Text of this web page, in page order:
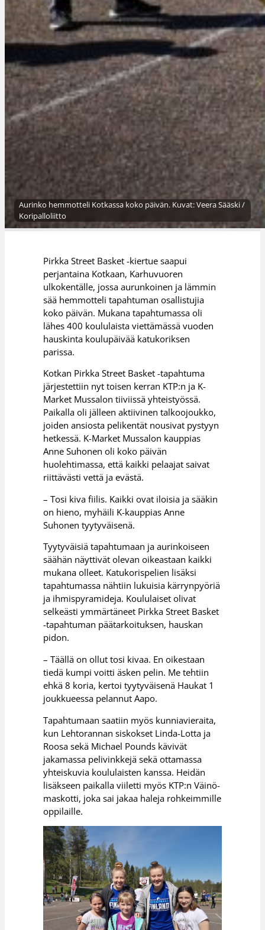
Aurinko hemmotteli Kotkassa koko päivän. Kuvat: Veera Sääski /
Koripalloliitto
Pirkka Street Basket -kiertue saapui
perjantaina Kotkaan, Karhuvuoren
ulkokentälle, jossa aurunkoinen ja lämmin
sää hemmotteli tapahtuman osallistujia
koko päivän. Mukana tapahtumassa oli
lähes 400 koululaista viettämässä vuoden
hauskinta koulupäivää katukoriksen
parissa.
Kotkan Pirkka Street Basket -tapahtuma
järjestettiin nyt toisen kerran KTP:n ja K-
Market Mussalon tiiviissä yhteistyössä.
Paikalla oli jälleen aktiivinen talkoojoukko,
joiden ansiosta pelikentät nousivat pystyyn
hetkessä. K-Market Mussalon kauppias
Anne Suhonen oli koko päivän
huolehtimassa, että kaikki pelaajat saivat
riittävästi vettä ja evästä.
– Tosi kiva fiilis. Kaikki ovat iloisia ja sääkin
on hieno, myhäili K-kauppias Anne
Suhonen tyytyväisenä.
Tyytyväisiä tapahtumaan ja aurinkoiseen
säähän näyttivät olevan oikeastaan kaikki
mukana olleet. Katukorispelien lisäksi
tapahtumassa nähtiin lukuisia kärrynpyöriä
ja ihmispyramideja. Koululaiset olivat
selkeästi ymmärtäneet Pirkka Street Basket
-tapahtuman päätarkoituksen, hauskan
pidon.
– Täällä on ollut tosi kivaa. En oikestaan
tiedä kumpi voitti äsken pelin. Me tehtiin
ehkä 8 koria, kertoi tyytyväisenä Haukat 1
joukkueessa pelannut Aapo.
Tapahtumaan saatiin myös kunniavieraita,
kun Lehtorannan siskokset Linda-Lotta ja
Roosa sekä Michael Pounds kävivät
jakamassa pelivinkkejä sekä ottamassa
yhteiskuvia koululaisten kanssa. Heidän
lisäkseen paikalla viiletti myös KTP:n Väinö-
maskotti, joka sai jakaa haleja rohkeimmille
oppilaille.